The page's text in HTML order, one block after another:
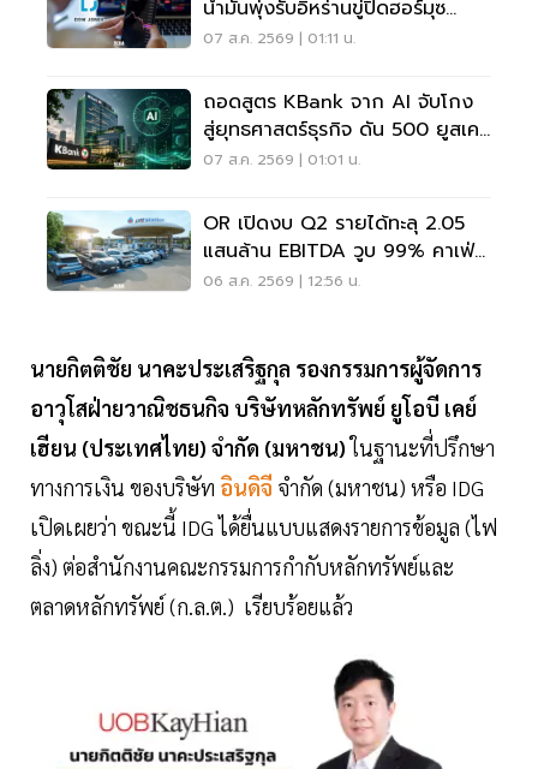
น้ำมันพุ่งรับอิหร่านขู่ปิดฮอร์มุซ
จับตาเฟดขึ้นดอกเบี้ย
07 ส.ค. 2569 | 01:11 น.
ถอดสูตร KBank จาก AI จับโกง
สู่ยุทธศาสตร์ธุรกิจ ดัน 500 ยูสเคส
ใช้จริง
07 ส.ค. 2569 | 01:01 น.
OR เปิดงบ Q2 รายได้ทะลุ 2.05
แสนล้าน EBITDA วูบ 99% คาเฟ่อ
เมซอนขายนิวไฮ 117 ล้านแก้ว
06 ส.ค. 2569 | 12:56 น.
นายกิตติชัย นาคะประเสริฐกุล รองกรรมการผู้จัดการ
อาวุโสฝ่ายวาณิชธนกิจ บริษัทหลักทรัพย์ ยูโอบี เคย์
เฮียน (ประเทศไทย) จำกัด (มหาชน)ในฐานะที่ปรึกษา
ทางการเงิน ของบริษัท อินดิจี จำกัด (มหาชน) หรือ IDG
เปิดเผยว่า ขณะนี้ IDG ได้ยื่นแบบแสดงรายการข้อมูล (ไฟ
ลิ่ง) ต่อสำนักงานคณะกรรมการกำกับหลักทรัพย์และ
ตลาดหลักทรัพย์ (ก.ล.ต.) เรียบร้อยแล้ว